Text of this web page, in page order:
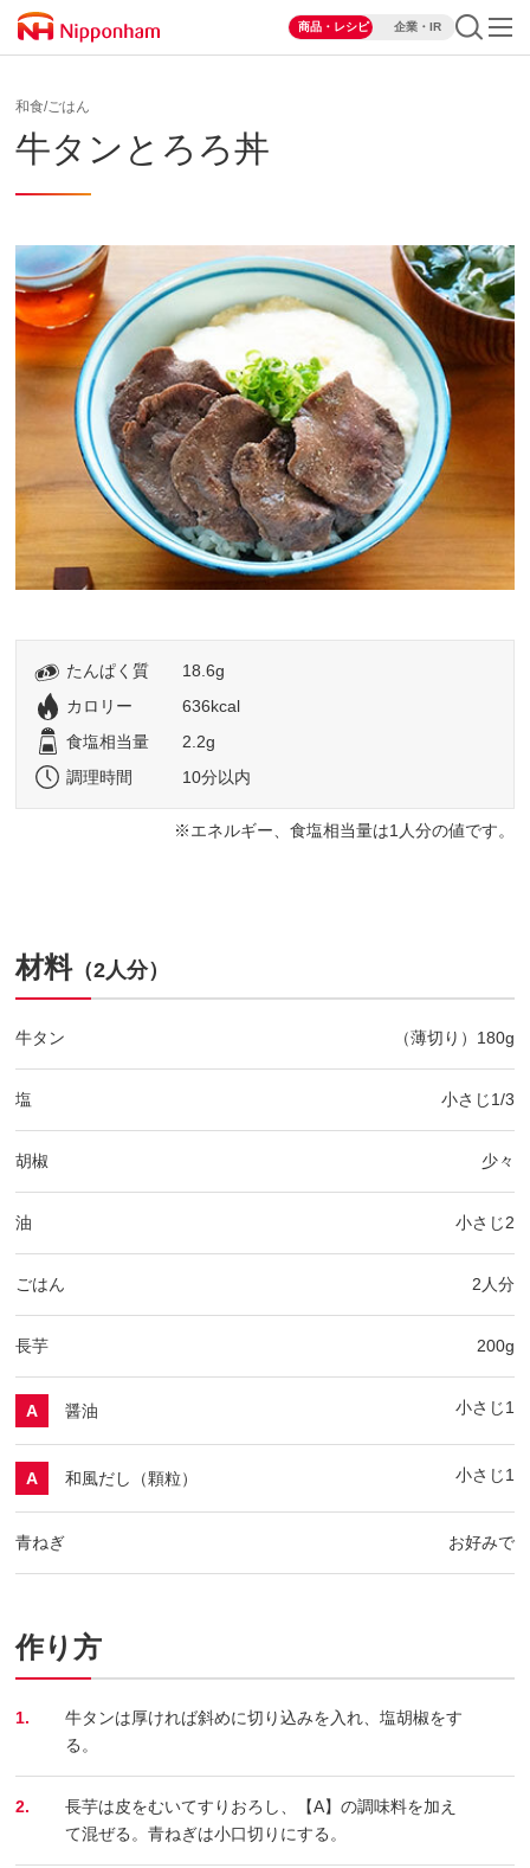
商品・レシピ 企業・IR
和食/ごはん
牛タンとろろ丼
たんぱく質
18.6g
カロリー
636kcal
食塩相当量
2.2g
調理時間
10分以内
エネルギー、食塩相当量は1人分の値です。
材料（2人分）
牛タン （薄切り）180g
塩 小さじ1/3
胡椒 少々
油 小さじ2
ごはん 2人分
長芋 200g
A 醤油 小さじ1
A 和風だし（顆粒） 小さじ1
青ねぎ お好みで
作り方
1.
牛タンは厚ければ斜めに切り込みを入れ、塩胡椒をす
る。
2.
長芋は皮をむいてすりおろし、【A】の調味料を加え
て混ぜる。青ねぎは小口切りにする。